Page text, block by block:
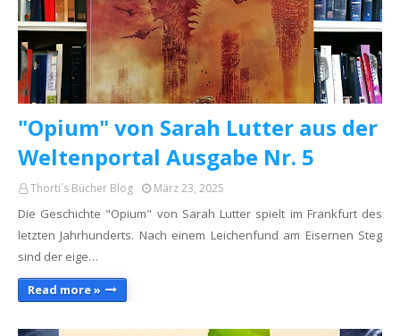
"Opium" von Sarah Lutter aus der
Weltenportal Ausgabe Nr. 5
Thorti´s Bücher Blog März 23, 2025
Die Geschichte "Opium" von Sarah Lutter spielt im Frankfurt des
letzten Jahrhunderts. Nach einem Leichenfund am Eisernen Steg
sind der eige…
Read more »